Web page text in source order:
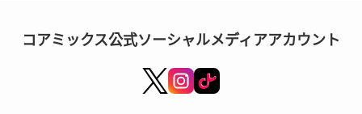
コアミックス公式ソーシャルメディアアカウント